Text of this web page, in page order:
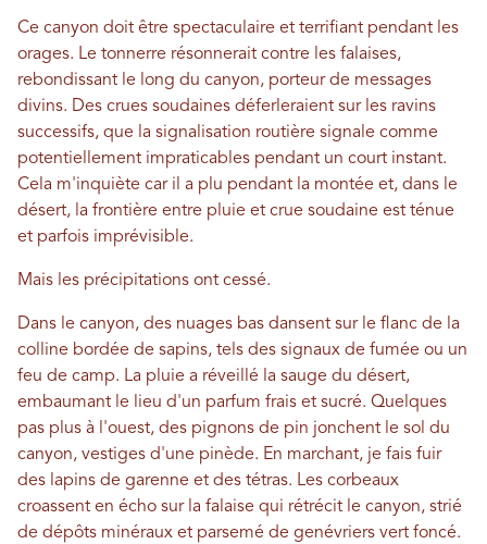
Ce canyon doit être spectaculaire et terrifiant pendant les
orages. Le tonnerre résonnerait contre les falaises,
rebondissant le long du canyon, porteur de messages
divins. Des crues soudaines déferleraient sur les ravins
successifs, que la signalisation routière signale comme
potentiellement impraticables pendant un court instant.
Cela m'inquiète car il a plu pendant la montée et, dans le
désert, la frontière entre pluie et crue soudaine est ténue
et parfois imprévisible.
Mais les précipitations ont cessé.
Dans le canyon, des nuages ​​bas dansent sur le flanc de la
colline bordée de sapins, tels des signaux de fumée ou un
feu de camp. La pluie a réveillé la sauge du désert,
embaumant le lieu d'un parfum frais et sucré. Quelques
pas plus à l'ouest, des pignons de pin jonchent le sol du
canyon, vestiges d'une pinède. En marchant, je fais fuir
des lapins de garenne et des tétras. Les corbeaux
croassent en écho sur la falaise qui rétrécit le canyon, strié
de dépôts minéraux et parsemé de genévriers vert foncé.